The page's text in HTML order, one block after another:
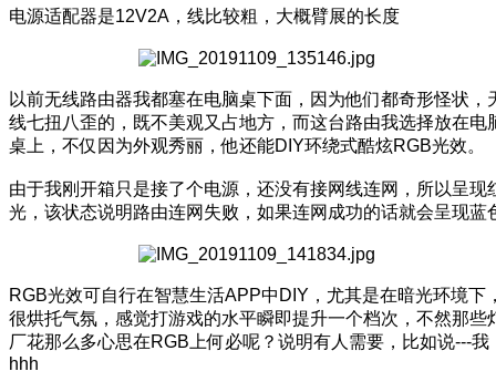
电源适配器是12V2A，线比较粗，大概臂展的长度
以前无线路由器我都塞在电脑桌下面，因为他们都奇形怪状，
线七扭八歪的，既不美观又占地方，而这台路由我选择放在电
桌上，不仅因为外观秀丽，他还能DIY环绕式酷炫RGB光效。
由于我刚开箱只是接了个电源，还没有接网线连网，所以呈现
光，该状态说明路由连网失败，如果连网成功的话就会呈现蓝
RGB光效可自行在智慧生活APP中DIY，尤其是在暗光环境下
很烘托气氛，感觉打游戏的水平瞬即提升一个档次，不然那些
厂花那么多心思在RGB上何必呢？说明有人需要，比如说---我
hhh